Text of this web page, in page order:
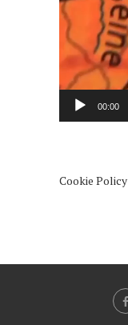
00:00
Cookie Policy